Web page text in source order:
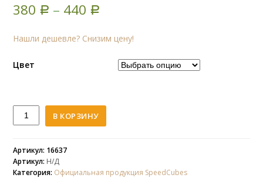
380 Р – 440 Р
Нашли дешевле? Снизим цену!
Цвет
Количество
SPEEDCUBES
новогодняя
открытка
В КОРЗИНУ
Артикул: 16637
Артикул: Н/Д
Категория: Официальная продукция SpeedCubes